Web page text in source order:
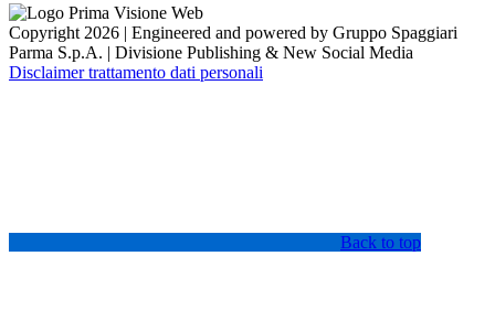
Copyright 2026 | Engineered and powered by Gruppo Spaggiari
Parma S.p.A. | Divisione Publishing & New Social Media
Disclaimer trattamento dati personali
Back to top